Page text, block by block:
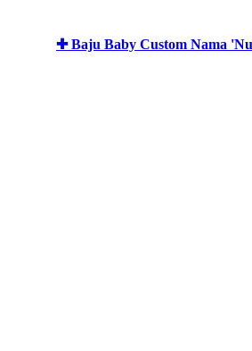
✚ Baju Baby Custom Nama